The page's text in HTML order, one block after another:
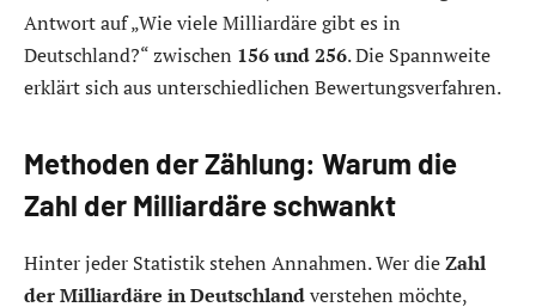
Antwort auf „Wie viele Milliardäre gibt es in
Deutschland?“ zwischen 156 und 256. Die Spannweite
erklärt sich aus unterschiedlichen Bewertungsverfahren.
Methoden der Zählung: Warum die
Zahl der Milliardäre schwankt
Hinter jeder Statistik stehen Annahmen. Wer dieZahl
der Milliardäre in Deutschlandverstehen möchte,